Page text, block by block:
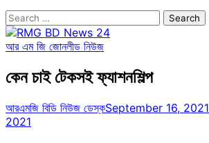
Search
for:
আর এম জি জোনলীড নিউজ
কেন চাই টেকসই ফ্যাশনশিল্প
আরএমজি বিডি নিউজ ডেস্কSeptember 16, 2021
2021